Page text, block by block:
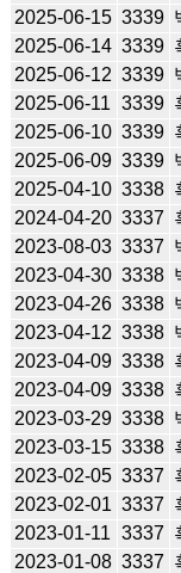
2025-06-15 3339
2025-06-14 3339
2025-06-12 3339
2025-06-11 3339
2025-06-10 3339
2025-06-09 3339
2025-04-10 3338
2024-04-20 3337
2023-08-03 3337
2023-04-30 3338
2023-04-26 3338
2023-04-12 3338
2023-04-09 3338
2023-04-09 3338
2023-03-29 3338
2023-03-15 3338
2023-02-05 3337
2023-02-01 3337
2023-01-11 3337
2023-01-08 3337